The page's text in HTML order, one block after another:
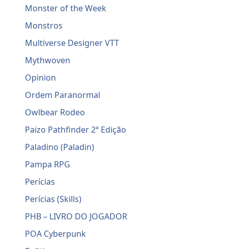
Monster of the Week
Monstros
Multiverse Designer VTT
Mythwoven
Opinion
Ordem Paranormal
Owlbear Rodeo
Paizo Pathfinder 2ª Edição
Paladino (Paladin)
Pampa RPG
Perícias
Perícias (Skills)
PHB – LIVRO DO JOGADOR
POA Cyberpunk